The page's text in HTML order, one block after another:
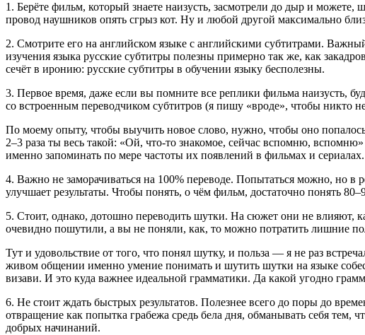
1. Берёте фильм, который знаете наизусть, засмотрели до дыр и
провод наушников опять сгрыз кот. Ну и любой другой максимально
2. Смотрите его на английском языке с английскими субтитрами.
изучения языка русские субтитры полезны примерно так же, как
сечёт в иронию: русские субтитры в обучении языку бесполезны.
3. Первое время, даже если вы помните все реплики фильма наизусть,
со встроенным переводчиком субтитров (я пишу «вроде», чтобы никто
По моему опыту, чтобы выучить новое слово, нужно, чтобы оно
2–3 раза ты весь такой: «Ой, что-то знакомое, сейчас вспомню,
именно запоминать по мере частоты их появлений в фильмах и сериалах.
4. Важно не заморачиваться на 100% переводе. Попытаться можно, но в
улучшает результаты. Чтобы понять, о чём фильм, достаточно понять
5. Стоит, однако, дотошно переводить шутки. На сюжет они не влияют,
очевидно пошутили, а вы не поняли, как, то можно потратить лишние
Тут и удовольствие от того, что понял шутку, и польза — я не раз
живом общении именно умение понимать и шутить шутки на языке
визави. И это куда важнее идеальной грамматики. Да какой угодно
6. Не стоит ждать быстрых результатов. Полезнее всего до поры до
отвращение как попытка грабежа средь бела дня, обманывать себя тем,
добрых начинаний.